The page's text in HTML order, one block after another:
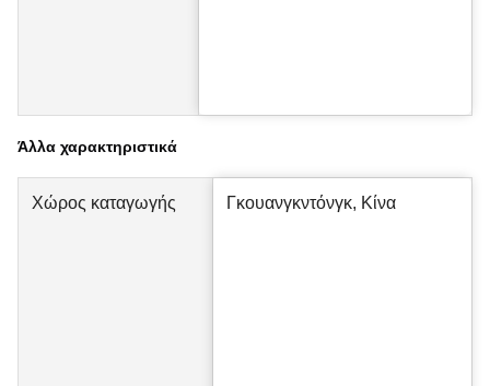
Άλλα χαρακτηριστικά
Χώρος καταγωγής Γκουανγκντόνγκ, Κίνα